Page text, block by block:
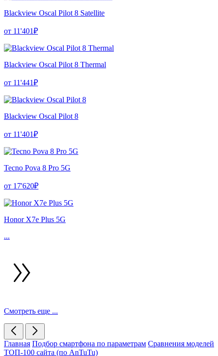
Blackview Oscal Pilot 8 Satellite
от 11'401₽
Blackview Oscal Pilot 8 Thermal
от 11'441₽
Blackview Oscal Pilot 8
от 11'401₽
Tecno Pova 8 Pro 5G
от 17'620₽
Honor X7e Plus 5G
...
Смотреть еще ...
Главная Подбор смартфона по параметрам Сравнения моделей
ТОП-100 сайта (по AnTuTu)